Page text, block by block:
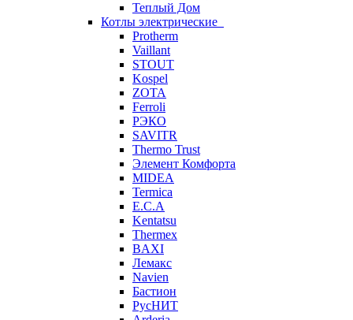
Теплый Дом
Котлы электрические
Protherm
Vaillant
STOUT
Kospel
ZOTA
Ferroli
РЭКО
SAVITR
Thermo Trust
Элемент Комфорта
MIDEA
Termica
E.C.A
Kentatsu
Thermex
BAXI
Лемакс
Navien
Бастион
РусНИТ